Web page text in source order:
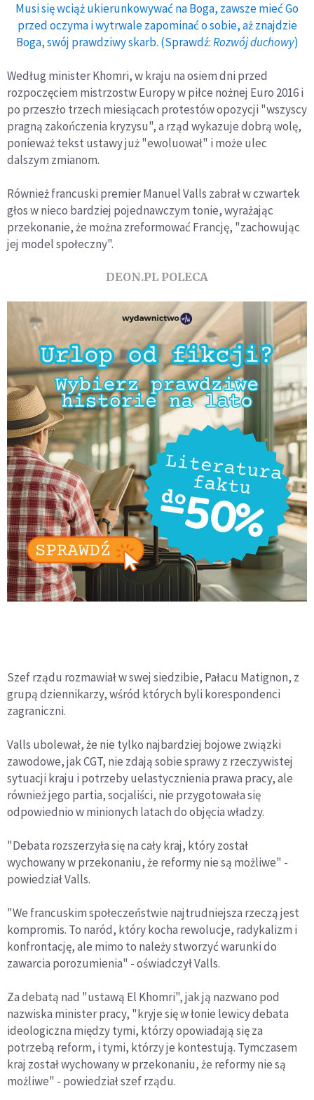
Musi się wciąż ukierunkowywać na Boga, zawsze mieć Go
przed oczyma i wytrwale zapominać o sobie, aż znajdzie
Boga, swój prawdziwy skarb. (Sprawdź:Rozwój duchowy)
Według minister Khomri, w kraju na osiem dni przed
rozpoczęciem mistrzostw Europy w piłce nożnej Euro 2016 i
po przeszło trzech miesiącach protestów opozycji "wszyscy
pragną zakończenia kryzysu", a rząd wykazuje dobrą wolę,
ponieważ tekst ustawy już "ewoluował" i może ulec
dalszym zmianom.
Również francuski premier Manuel Valls zabrał w czwartek
głos w nieco bardziej pojednawczym tonie, wyrażając
przekonanie, że można zreformować Francję, "zachowując
jej model społeczny".
DEON.PL POLECA
Szef rządu rozmawiał w swej siedzibie, Pałacu Matignon, z
grupą dziennikarzy, wśród których byli korespondenci
zagraniczni.
Valls ubolewał, że nie tylko najbardziej bojowe związki
zawodowe, jak CGT, nie zdają sobie sprawy z rzeczywistej
sytuacji kraju i potrzeby uelastycznienia prawa pracy, ale
również jego partia, socjaliści, nie przygotowała się
odpowiednio w minionych latach do objęcia władzy.
"Debata rozszerzyła się na cały kraj, który został
wychowany w przekonaniu, że reformy nie są możliwe" -
powiedział Valls.
"We francuskim społeczeństwie najtrudniejsza rzeczą jest
kompromis. To naród, który kocha rewolucje, radykalizm i
konfrontację, ale mimo to należy stworzyć warunki do
zawarcia porozumienia" - oświadczył Valls.
Za debatą nad "ustawą El Khomri", jak ją nazwano pod
nazwiska minister pracy, "kryje się w łonie lewicy debata
ideologiczna między tymi, którzy opowiadają się za
potrzebą reform, i tymi, którzy je kontestują. Tymczasem
kraj został wychowany w przekonaniu, że reformy nie są
możliwe" - powiedział szef rządu.